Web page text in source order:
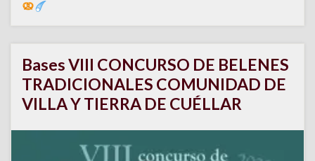
Bases VIII CONCURSO DE BELENES
TRADICIONALES COMUNIDAD DE
VILLA Y TIERRA DE CUÉLLAR